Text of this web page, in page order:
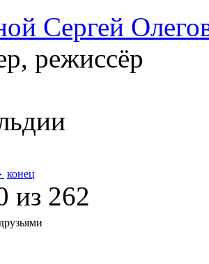
Сергей
режиссёр
конец
из 262